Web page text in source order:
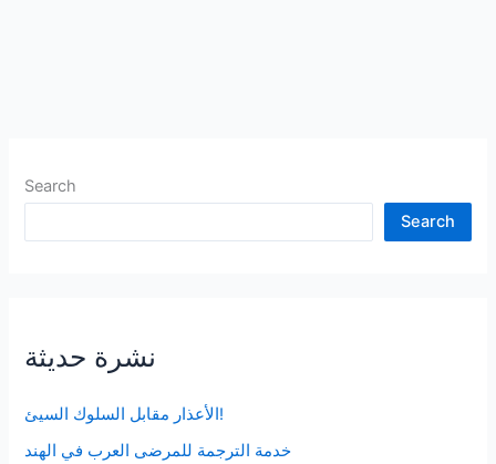
Search
Search
نشرة حديثة
الأعذار مقابل السلوك السيئ!
خدمة الترجمة للمرضى العرب في الهند